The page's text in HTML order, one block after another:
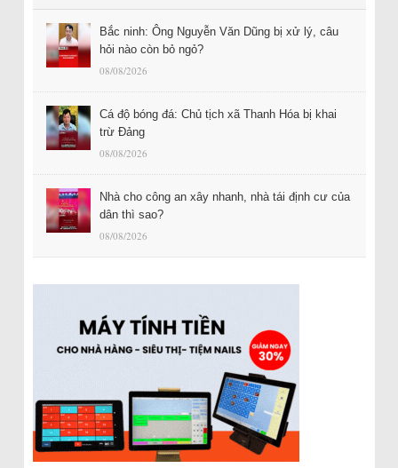
Bắc ninh: Ông Nguyễn Văn Dũng bị xử lý, câu
hỏi nào còn bỏ ngỏ?
08/08/2026
Cá độ bóng đá: Chủ tịch xã Thanh Hóa bị khai
trừ Đảng
08/08/2026
Nhà cho công an xây nhanh, nhà tái định cư của
dân thì sao?
08/08/2026